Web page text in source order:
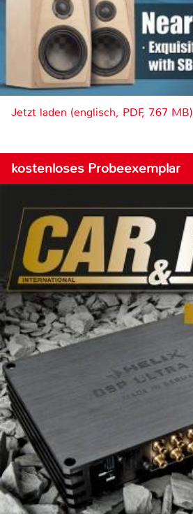
Jetzt laden (englisch, PDF, 7.67 MB)
kostenloses Probeexemplar